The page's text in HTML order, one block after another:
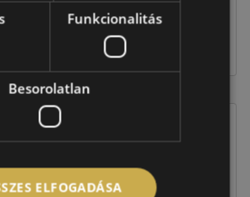
kerül kiszállításra.
Funkcionalitás
Besorolatlan
ELFOGADÁSA